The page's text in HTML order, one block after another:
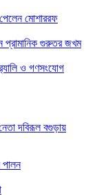
মোশাররফ
প্রামানিক গুরুতর জখম
ও গণসংযোগ
দবিরূল বগুড়ায়
পালন